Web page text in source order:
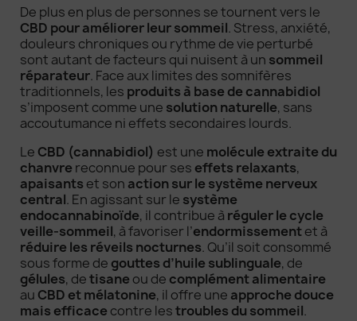
De plus en plus de personnes se tournent vers le
CBD pour améliorer leur sommeil. Stress, anxiété,
douleurs chroniques ou rythme de vie perturbé
sont autant de facteurs qui nuisent à un sommeil
réparateur. Face aux limites des somnifères
traditionnels, les produits à base de cannabidiol
s’imposent comme une solution naturelle, sans
accoutumance ni effets secondaires lourds.
Le CBD (cannabidiol) est une molécule extraite du
chanvre reconnue pour ses effets relaxants,
apaisants et son action sur le système nerveux
central. En agissant sur le système
endocannabinoïde, il contribue à réguler le cycle
veille-sommeil, à favoriser l’endormissementet à
réduire les réveils nocturnes. Qu’il soit consommé
sous forme de gouttes d’huile sublinguale, de
gélules, detisane ou de complément alimentaire
au CBD et mélatonine, il offre une approche douce
mais efficace contre lestroubles du sommeil.